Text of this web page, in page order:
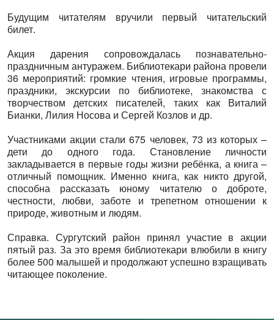
Будущим читателям вручили первый читательский
билет.
Акция дарения сопровождалась познавательно-
праздничным антуражем. Библиотекари района провели
36 мероприятий: громкие чтения, игровые программы,
праздники, экскурсии по библиотеке, знакомства с
творчеством детских писателей, таких как Виталий
Бианки, Лилия Носова и Сергей Козлов и др.
Участниками акции стали 675 человек, 73 из которых –
дети до одного года. Становление личности
закладывается в первые годы жизни ребёнка, а книга –
отличный помощник. Именно книга, как никто другой,
способна рассказать юному читателю о доброте,
честности, любви, заботе и трепетном отношении к
природе, животным и людям.
Справка. Сургутский район принял участие в акции
пятый раз. За это время библиотекари влюбили в книгу
более 500 малышей и продолжают успешно взращивать
читающее поколение.